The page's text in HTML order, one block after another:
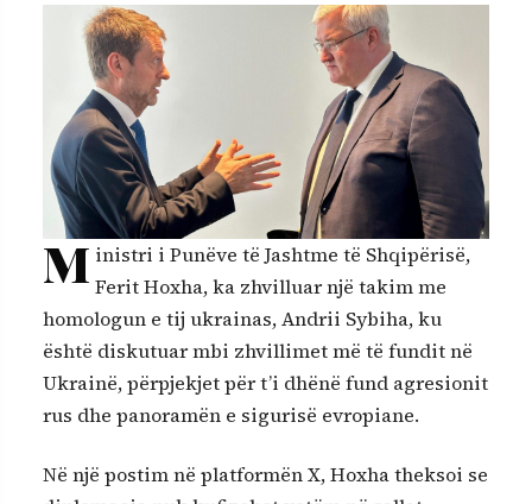
M inistri i Punëve të Jashtme të Shqipërisë,
Ferit Hoxha, ka zhvilluar një takim me
homologun e tij ukrainas, Andrii Sybiha, ku
është diskutuar mbi zhvillimet më të fundit në
Ukrainë, përpjekjet për t’i dhënë fund agresionit
rus dhe panoramën e sigurisë evropiane.
Në një postim në platformën X, Hoxha theksoi se